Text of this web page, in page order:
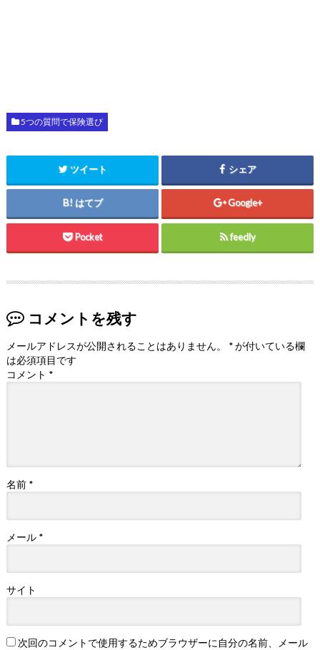
5つの質問で保険選び
ツイート シェア
はてブ Google+
Pocket feedly
コメントを残す
メールアドレスが公開されることはありません。 *が付いている欄
は必須項目です
コメント *
名前 *
メール *
サイト
次回のコメントで使用するためブラウザーに自分の名前、メール